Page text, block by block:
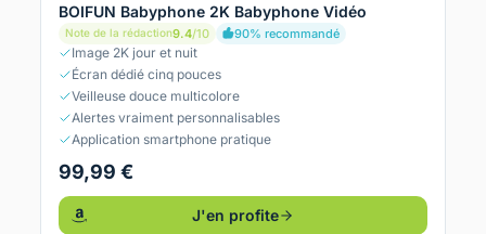
BOIFUN Babyphone 2K Babyphone Vidéo
Note de la rédaction9.4/10 90% recommandé
Image 2K jour et nuit
Écran dédié cinq pouces
Veilleuse douce multicolore
Alertes vraiment personnalisables
Application smartphone pratique
99,99 €
J'en profite